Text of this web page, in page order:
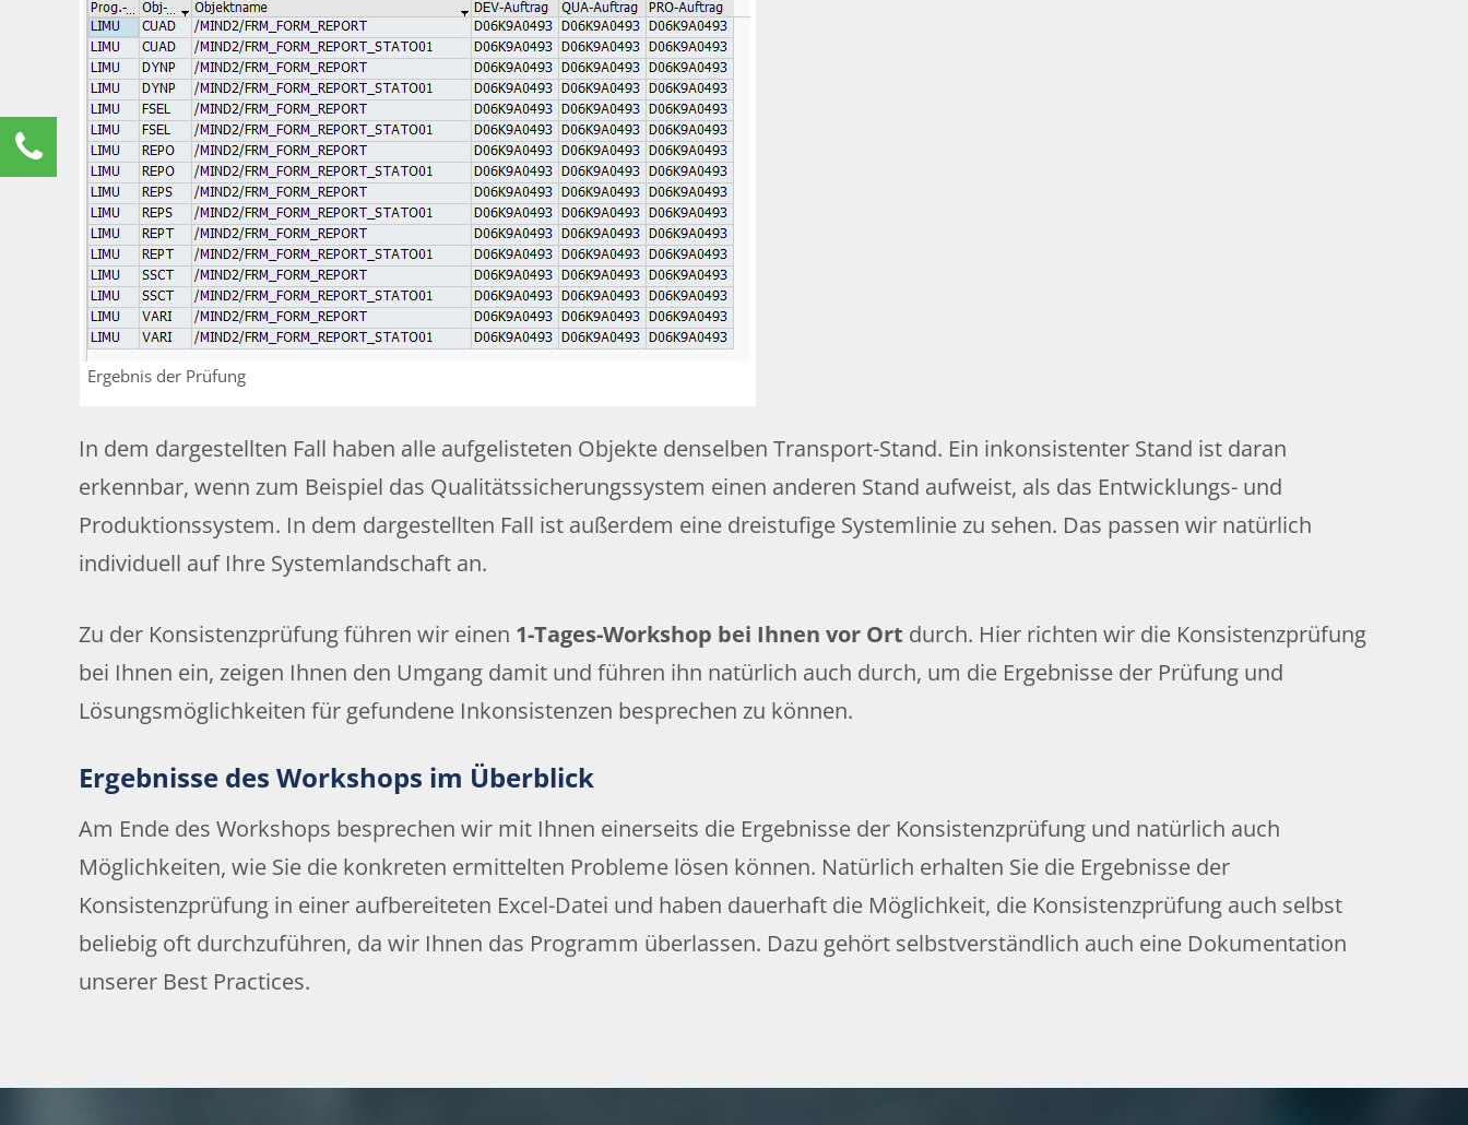
Ergebnis der Prüfung
In dem dargestellten Fall haben alle aufgelisteten Objekte denselben Transport-Stand. Ein inkonsistenter Stand ist daran
erkennbar, wenn zum Beispiel das Qualitätssicherungssystem einen anderen Stand aufweist, als das Entwicklungs- und
Produktionssystem. In dem dargestellten Fall ist außerdem eine dreistufige Systemlinie zu sehen. Das passen wir natürlich
individuell auf Ihre Systemlandschaft an.
Zu der Konsistenzprüfung führen wir einen 1-Tages-Workshop bei Ihnen vor Ort durch. Hier richten wir die Konsistenzprüfung
bei Ihnen ein, zeigen Ihnen den Umgang damit und führen ihn natürlich auch durch, um die Ergebnisse der Prüfung und
Lösungsmöglichkeiten für gefundene Inkonsistenzen besprechen zu können.
Ergebnisse des Workshops im Überblick
Am Ende des Workshops besprechen wir mit Ihnen einerseits die Ergebnisse der Konsistenzprüfung und natürlich auch
Möglichkeiten, wie Sie die konkreten ermittelten Probleme lösen können. Natürlich erhalten Sie die Ergebnisse der
Konsistenzprüfung in einer aufbereiteten Excel-Datei und haben dauerhaft die Möglichkeit, die Konsistenzprüfung auch selbst
beliebig oft durchzuführen, da wir Ihnen das Programm überlassen. Dazu gehört selbstverständlich auch eine Dokumentation
unserer Best Practices.
Kontaktieren Sie uns!
Renate Burg
Kundenservice
0211 9462 8572-25
renate.burg@rz10.de
Ihre Anfrage